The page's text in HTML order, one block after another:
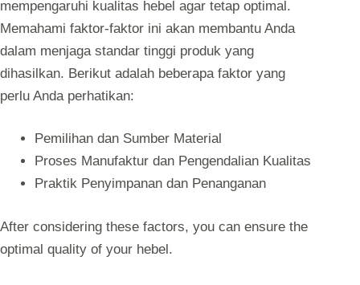
mempengaruhi kualitas hebel agar tetap optimal.
Memahami faktor-faktor ini akan membantu Anda
dalam menjaga standar tinggi produk yang
dihasilkan. Berikut adalah beberapa faktor yang
perlu Anda perhatikan:
Pemilihan dan Sumber Material
Proses Manufaktur dan Pengendalian Kualitas
Praktik Penyimpanan dan Penanganan
After considering these factors, you can ensure the
optimal quality of your hebel.